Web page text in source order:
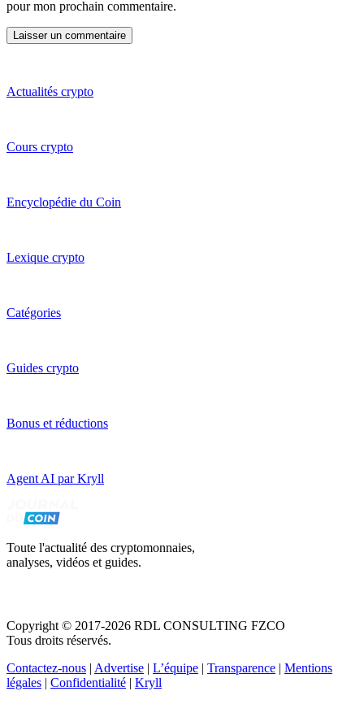
pour mon prochain commentaire.
Actualités crypto
Cours crypto
Encyclopédie du Coin
Lexique crypto
Catégories
Guides crypto
Bonus et réductions
Agent AI par Kryll
Toute l'actualité des cryptomonnaies,
analyses, vidéos et guides.
Copyright © 2017-2026 RDL CONSULTING FZCO
Tous droits réservés.
Contactez-nous | Advertise | L’équipe | Transparence | Mentions
légales | Confidentialité | Kryll